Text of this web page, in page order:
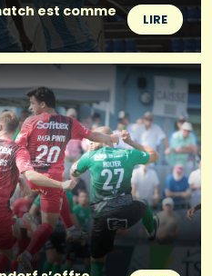
est comme
LIRE